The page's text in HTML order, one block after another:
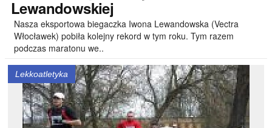
Lewandowskiej
Nasza eksportowa biegaczka Iwona Lewandowska (Vectra
Włocławek) pobiła kolejny rekord w tym roku. Tym razem
podczas maratonu we..
Lekkoatletyka